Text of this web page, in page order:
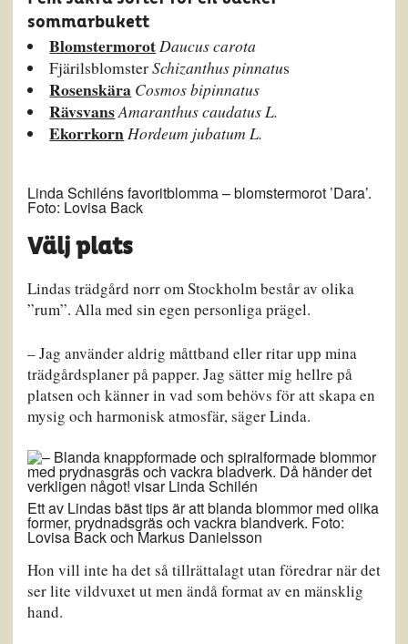
sommarbukett
BlomstermorotDaucus carota
FjärilsblomsterSchizanthus pinnatus
Rosenskära Cosmos bipinnatus
RävsvansAmaranthus caudatus L.
EkorrkornHordeum jubatum L.
Linda Schiléns favoritblomma – blomstermorot ’Dara’.
Foto: Lovisa Back
Välj plats
Lindas trädgård norr om Stockholm består av olika
”rum”. Alla med sin egen personliga prägel.
– Jag använder aldrig måttband eller ritar upp mina
trädgårdsplaner på papper. Jag sätter mig hellre på
platsen och känner in vad som behövs för att skapa en
mysig och harmonisk atmosfär, säger Linda.
Ett av Lindas bäst tips är att blanda blommor med olika
former, prydnadsgräs och vackra blandverk. Foto:
Lovisa Back och Markus Danielsson
Hon vill inte ha det så tillrättalagt utan föredrar när det
ser lite vildvuxet ut men ändå format av en mänsklig
hand.